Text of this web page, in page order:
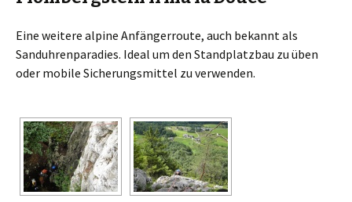
Eine weitere alpine Anfängerroute, auch bekannt als
Sanduhrenparadies. Ideal um den Standplatzbau zu üben
oder mobile Sicherungsmittel zu verwenden.